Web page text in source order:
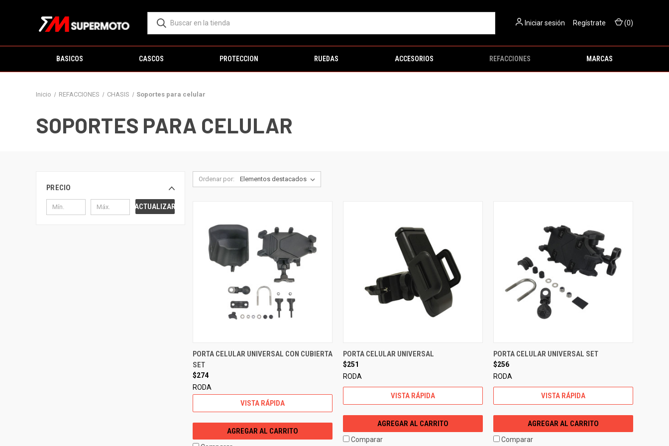
Iniciar sesión Regístrate (0)
BASICOS CASCOS PROTECCION RUEDAS ACCESORIOS REFACCIONES MARCAS
Inicio REFACCIONES CHASIS Soportes para celular
SOPORTES PARA CELULAR
PRECIO
ACTUALIZAR
Ordenar por:
PORTA CELULAR UNIVERSAL CON CUBIERTA
SET
$274
RODA
VISTA RÁPIDA
AGREGAR AL CARRITO
PORTA CELULAR UNIVERSAL
$251
RODA
VISTA RÁPIDA
AGREGAR AL CARRITO
Comparar
PORTA CELULAR UNIVERSAL SET
$256
RODA
VISTA RÁPIDA
AGREGAR AL CARRITO
Comparar